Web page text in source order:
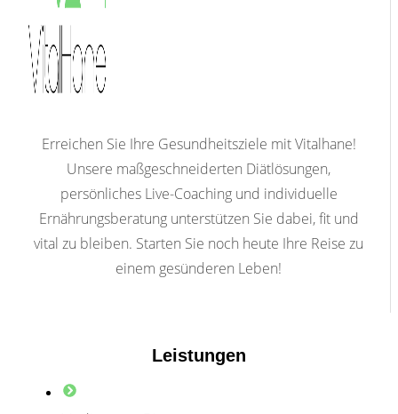
Erreichen Sie Ihre Gesundheitsziele mit Vitalhane!
Unsere maßgeschneiderten Diätlösungen,
persönliches Live-Coaching und individuelle
Ernährungsberatung unterstützen Sie dabei, fit und
vital zu bleiben. Starten Sie noch heute Ihre Reise zu
einem gesünderen Leben!
Leistungen